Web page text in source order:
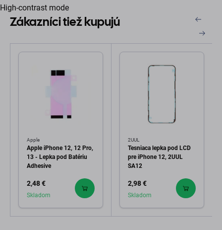
High-contrast mode
Zákazníci tiež kupujú
Apple
Apple iPhone 12, 12 Pro,
13 - Lepka pod Batériu
Adhesive
2,48 €
Skladom
2UUL
Tesniaca lepka pod LCD
pre iPhone 12, 2UUL
SA12
2,98 €
Skladom